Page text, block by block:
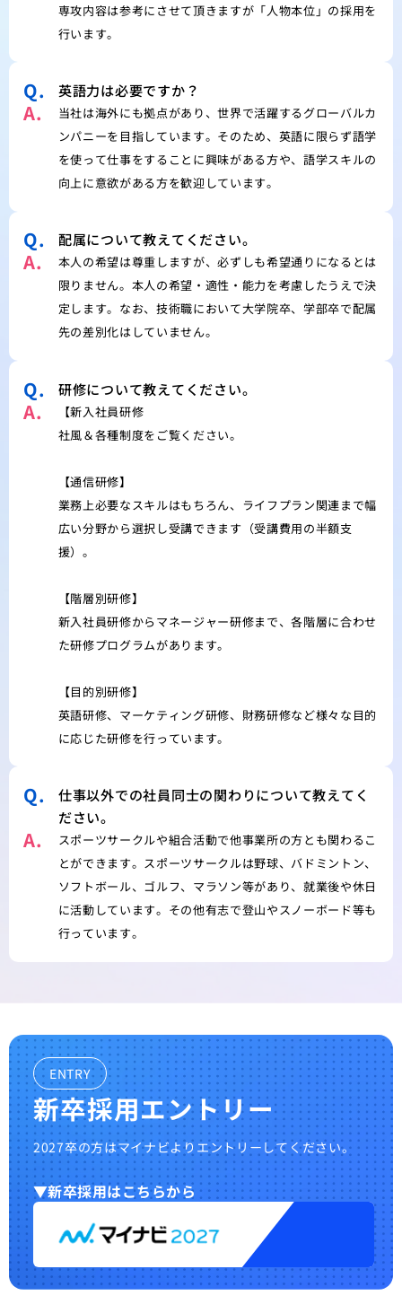
専攻内容は参考にさせて頂きますが「人物本位」の採用を
行います。
Q. 英語力は必要ですか？
A.
当社は海外にも拠点があり、世界で活躍するグローバルカ
ンパニーを目指しています。そのため、英語に限らず語学
を使って仕事をすることに興味がある方や、語学スキルの
向上に意欲がある方を歓迎しています。
Q. 配属について教えてください。
A.
本人の希望は尊重しますが、必ずしも希望通りになるとは
限りません。本人の希望・適性・能力を考慮したうえで決
定します。なお、技術職において大学院卒、学部卒で配属
先の差別化はしていません。
Q. 研修について教えてください。
A.
【新入社員研修
社風＆各種制度をご覧ください。
【通信研修】
業務上必要なスキルはもちろん、ライフプラン関連まで幅
広い分野から選択し受講できます（受講費用の半額支
援）。
【階層別研修】
新入社員研修からマネージャー研修まで、各階層に合わせ
た研修プログラムがあります。
【目的別研修】
英語研修、マーケティング研修、財務研修など様々な目的
に応じた研修を行っています。
Q.
仕事以外での社員同士の関わりについて教えてく
ださい。
A.
スポーツサークルや組合活動で他事業所の方とも関わるこ
とができます。スポーツサークルは野球、バドミントン、
ソフトボール、ゴルフ、マラソン等があり、就業後や休日
に活動しています。その他有志で登山やスノーボード等も
行っています。
ENTRY
新卒採用エントリー
2027卒の方はマイナビよりエントリーしてください。
新卒採用はこちらから